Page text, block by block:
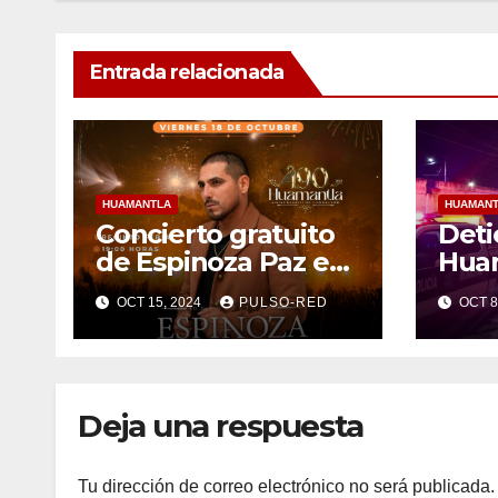
Entrada relacionada
HUAMANTLA
Concierto gratuito
de Espinoza Paz en
Huamantla se
realizará en el
Recinto Ferial
OCT 15, 2024 PULSO-RED
riña
OCT
Deja una respuesta
Tu dirección de correo electrónico no será publicada.